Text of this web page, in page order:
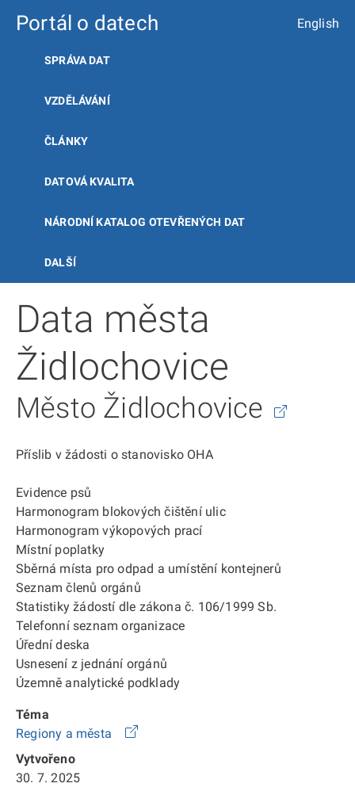
Portál o datech English
SPRÁVA DAT
VZDĚLÁVÁNÍ
ČLÁNKY
DATOVÁ KVALITA
NÁRODNÍ KATALOG OTEVŘENÝCH DAT
DALŠÍ
Data města
Židlochovice
Město Židlochovice
Příslib v žádosti o stanovisko OHA
Evidence psů
Harmonogram blokových čištění ulic
Harmonogram výkopových prací
Místní poplatky
Sběrná místa pro odpad a umístění kontejnerů
Seznam členů orgánů
Statistiky žádostí dle zákona č. 106/1999 Sb.
Telefonní seznam organizace
Úřední deska
Usnesení z jednání orgánů
Územně analytické podklady
Téma
Regiony a města
Vytvořeno
30. 7. 2025